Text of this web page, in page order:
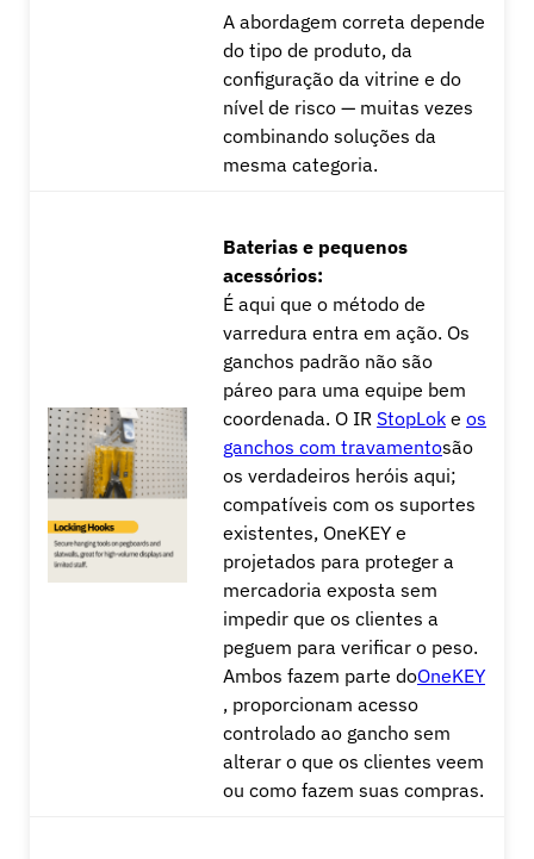
A abordagem correta depende
do tipo de produto, da
configuração da vitrine e do
nível de risco — muitas vezes
combinando soluções da
mesma categoria.
Baterias e pequenos
acessórios:
É aqui que o método de
varredura entra em ação. Os
ganchos padrão não são
páreo para uma equipe bem
coordenada. O IR StopLok e os
ganchos com travamentosão
os verdadeiros heróis aqui;
compatíveis com os suportes
existentes, OneKEY e
projetados para proteger a
mercadoria exposta sem
impedir que os clientes a
peguem para verificar o peso.
Ambos fazem parte doOneKEY
, proporcionam acesso
controlado ao gancho sem
alterar o que os clientes veem
ou como fazem suas compras.